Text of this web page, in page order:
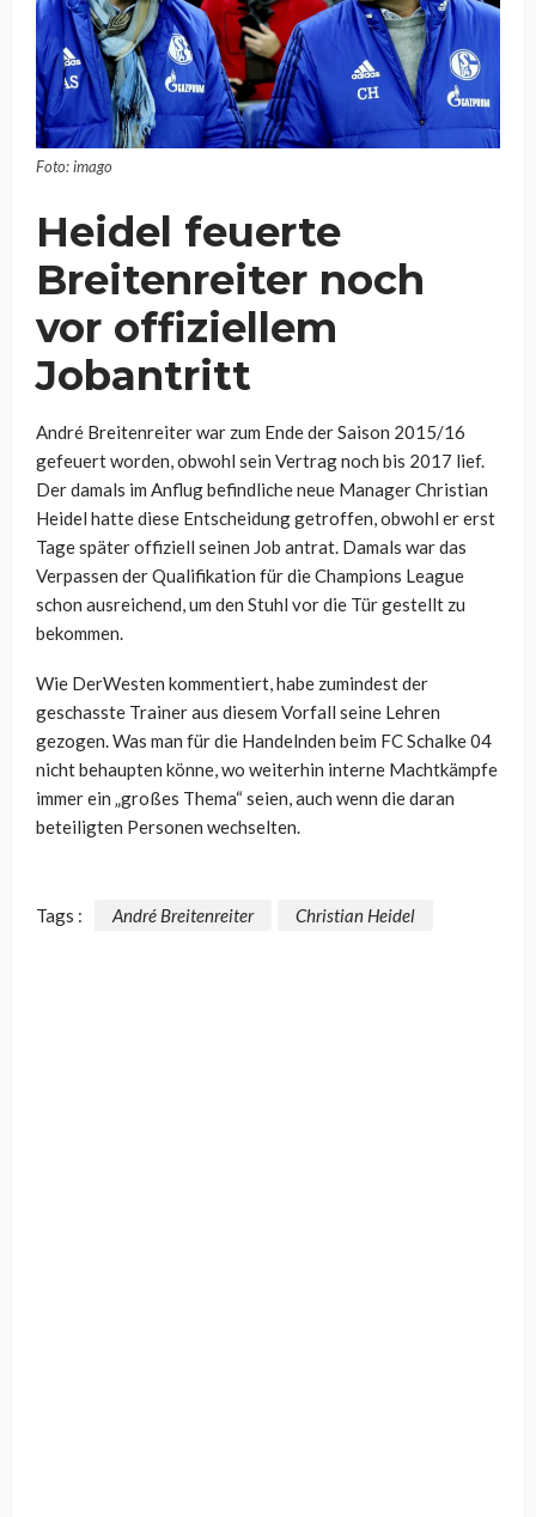
Foto: imago
Heidel feuerte
Breitenreiter noch
vor offiziellem
Jobantritt
André Breitenreiter war zum Ende der Saison 2015/16
gefeuert worden, obwohl sein Vertrag noch bis 2017 lief.
Der damals im Anflug befindliche neue Manager Christian
Heidel hatte diese Entscheidung getroffen, obwohl er erst
Tage später offiziell seinen Job antrat. Damals war das
Verpassen der Qualifikation für die Champions League
schon ausreichend, um den Stuhl vor die Tür gestellt zu
bekommen.
Wie DerWesten kommentiert, habe zumindest der
geschasste Trainer aus diesem Vorfall seine Lehren
gezogen. Was man für die Handelnden beim FC Schalke 04
nicht behaupten könne, wo weiterhin interne Machtkämpfe
immer ein „großes Thema“ seien, auch wenn die daran
beteiligten Personen wechselten.
Tags : André Breitenreiter Christian Heidel